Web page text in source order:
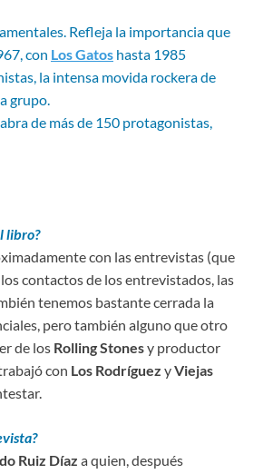
Refleja la importancia que
con Los Gatos hasta 1985
la intensa movida rockera de
grupo.
de más de 150 protagonistas,
libro?
con las entrevistas (que
contactos de los entrevistados, las
tenemos bastante cerrada la
pero también alguno que otro
de los Rolling Stonesy productor
con Los Rodríguez yViejas
Ruiz Díaz a quien, después